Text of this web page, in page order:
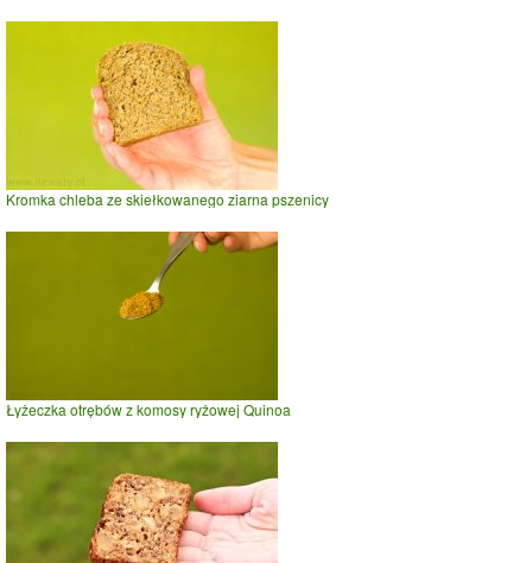
Kromka chleba ze skiełkowanego ziarna pszenicy
Łyżeczka otrębów z komosy ryżowej Quinoa